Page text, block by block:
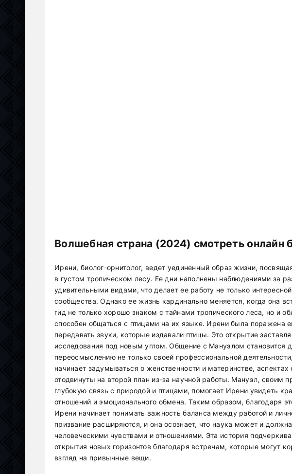
Волшебная страна (2024) смотреть онлайн
Ирени, биолог-орнитолог, ведет уединенный образ жизни,
в густом тропическом лесу. Ее дни наполнены наблюдениями за
удивительными видами, что делает ее работу не только
сообщества. Однако ее жизнь кардинально меняется, когда она
гид не только хорошо знаком с тайнами тропического леса, но и
способен общаться с птицами на их языке. Ирени была поражена
передавать звуки, которые издавали птицы. Это открытие
исследования под новым углом. Общение с Мануэлом становится
переосмыслению не только своей профессиональной
начинает задумываться о женственности и материнстве,
отодвинуты на второй план из-за научной работы. Мануэл, своим
глубокую связь с природой и птицами, помогает Ирени увидеть
отношений и эмоционального обмена. Таким образом, благодаря
Ирени начинает понимать важность баланса между работой и
призвание расширяются, и она осознает, что наука может и
человеческими чувствами и отношениями. Эта история
открытия новых горизонтов благодаря встречам, которые могут
взгляд на привычные вещи.